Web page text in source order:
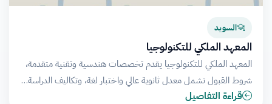
السويد
المعهد الملكي للتكنولوجيا
المعهد الملكي للتكنولوجيا يقدم تخصصات هندسية وتقنية متقدمة،
شروط القبول تشمل معدل ثانوية عالي واختبار لغة، وتكاليف الدراسة…
قراءة التفاصيل